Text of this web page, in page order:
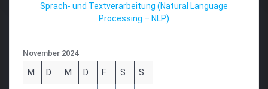
Sprach- und Textverarbeitung (Natural Language
Processing – NLP)
November 2024
M D M D F S S